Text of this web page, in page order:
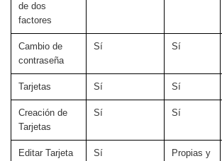
de dos
factores
Cambio de
contraseña
Sí Sí
Tarjetas Sí Sí
Creación de
Tarjetas
Sí Sí
Editar Tarjeta Sí
Propias y